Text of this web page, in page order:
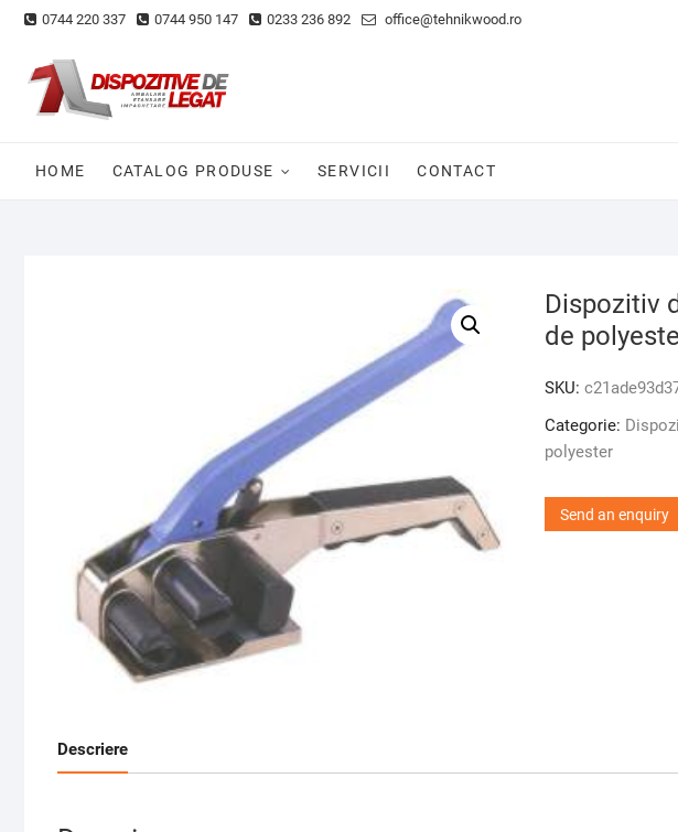
Skip
content
0744 220 337 0744 950 147 0233 236 892 office@tehnikwood.ro
HOME CATALOG PRODUSE SERVICII CONTACT
Dispozitiv
de
SKU:
Categorie:
polyester
Send an enquiry
Descriere